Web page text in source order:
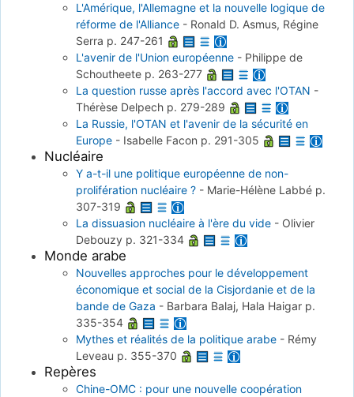
L'Amérique, l'Allemagne et la nouvelle logique de
réforme de l'Alliance - Ronald D. Asmus, Régine
Serra p. 247-261
L'avenir de l'Union européenne - Philippe de
Schoutheete p. 263-277
La question russe après l'accord avec l'OTAN -
Thérèse Delpech p. 279-289
La Russie, l'OTAN et l'avenir de la sécurité en
Europe - Isabelle Facon p. 291-305
Nucléaire
Y a-t-il une politique européenne de non-
prolifération nucléaire ? - Marie-Hélène Labbé p.
307-319
La dissuasion nucléaire à l'ère du vide - Olivier
Debouzy p. 321-334
Monde arabe
Nouvelles approches pour le développement
économique et social de la Cisjordanie et de la
bande de Gaza - Barbara Balaj, Hala Haigar p.
335-354
Mythes et réalités de la politique arabe - Rémy
Leveau p. 355-370
Repères
Chine-OMC : pour une nouvelle coopération